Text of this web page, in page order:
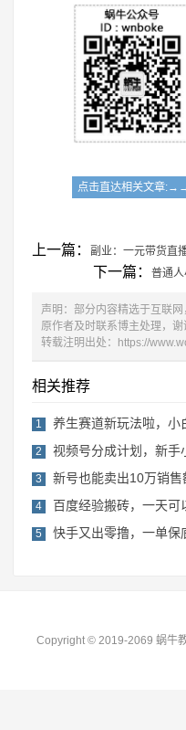
点击直达相关文章
上一篇： 副业：一元带货直
下一篇： 普通
声明：部分内容精选于互联
原作者及时联系博主处理，
转载注明出处： https://
相关推荐
1 养生赛道新玩法啦，小
2 视频号分成计划，新手
3 新号也能卖出10万销售
4 百度经验搬砖，一天可
5 快手又出零撸，一单保
Copyright © 2019-2069 蜗牛